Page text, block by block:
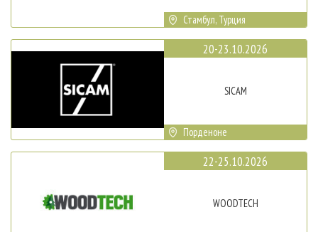
Стамбул, Турция
20-23.10.2026
SICAM
Порденоне
22-25.10.2026
WOODTECH